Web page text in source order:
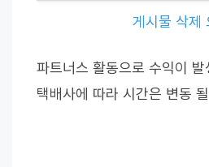
게시물 삭제
파트너스 활동으로 수익이
택배사에 따라 시간은 변동